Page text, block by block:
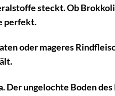
steckt. Ob
perfekt.
oder mageres
ungelochte Boden